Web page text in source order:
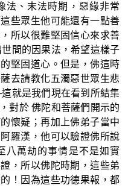
法、末法時期，惡緣非常
些眾生他可能還有一點善
所以很難堅固信心來求善
間的因果法，希望這樣子
堅固道心。但是，佛這時
去請教化五濁惡世眾生悲
就是我們現在看到所結集
對於 佛陀和菩薩們開示的
懷疑；再加上佛弟子當中
羅漢，他可以驗證佛所說
八萬劫的事情是不是如實
，所以佛陀時期，這些弟
！因為這些功德果報，都